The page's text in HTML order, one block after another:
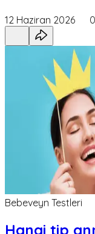
12 Haziran 2026 0
Bebeveyn Testleri
Hangi tip